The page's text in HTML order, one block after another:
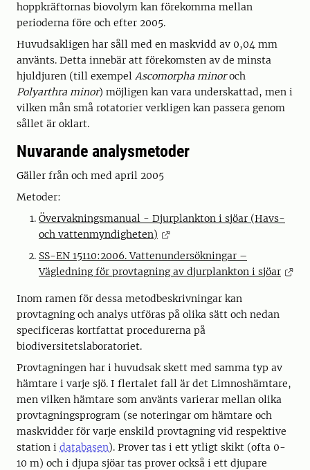
hoppkräftornas biovolym kan förekomma mellan
perioderna före och efter 2005.
Huvudsakligen har såll med en maskvidd av 0,04 mm
använts. Detta innebär att före­komsten av de minsta
hjuldjuren (till exempel Ascomorpha minoroch
Polyarthra minor) möjligen kan vara under­skattad, men i
vilken mån små rotatorier verkligen kan passera genom
sållet är oklart.
Nuvarande analysmetoder
Gäller från och med april 2005
Metoder:
Övervakningsmanual - Djurplankton i sjöar (Havs-
och vattenmyndigheten)
SS-EN 15110:2006. Vattenundersökningar –
Vägledning för provtagning av djurplankton i sjöar
Inom ramen för dessa metodbeskrivningar kan
provtagning och analys utföras på olika sätt och nedan
specificeras kortfattat procedurerna på
biodiversitetslaboratoriet.
Provtagningen har i huvudsak skett med samma typ av
hämtare i varje sjö. I flertalet fall är det Limnoshämtare,
men vilken hämtare som använts varierar mellan olika
prov­tag­nings­program (se noteringar om hämtare och
maskvidder för varje enskild provtagning vid respektive
station i databasen). Prover tas i ett ytligt skikt (ofta 0-
10 m) och i djupa sjöar tas prover också i ett djupare